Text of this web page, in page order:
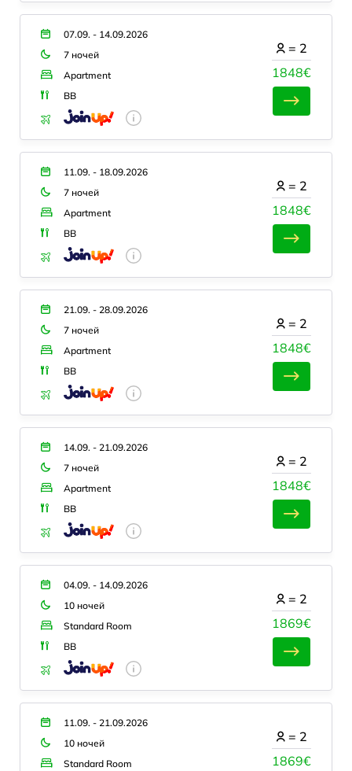
07.09. - 14.09.2026
7 ночей
Apartment
BB
1848€
= 2
11.09. - 18.09.2026
7 ночей
Apartment
BB
1848€
= 2
21.09. - 28.09.2026
7 ночей
Apartment
BB
1848€
= 2
14.09. - 21.09.2026
7 ночей
Apartment
BB
1848€
= 2
04.09. - 14.09.2026
10 ночей
Standard Room
BB
1869€
= 2
11.09. - 21.09.2026
10 ночей
Standard Room
1869€
= 2